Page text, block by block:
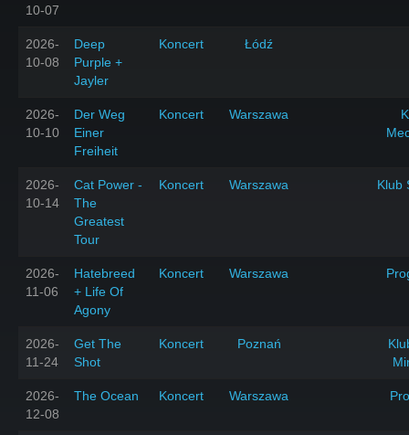
10-07
2026-
10-08
Deep
Purple +
Jayler
Koncert Łódź
2026-
10-10
Der Weg
Einer
Freiheit
Koncert Warszawa
2026-
10-14
Cat Power -
The
Greatest
Tour
Koncert Warszawa Klub
2026-
11-06
Hatebreed
+ Life Of
Agony
Koncert Warszawa
2026-
11-24
Get The
Shot
Koncert Poznań
2026-
12-08
The Ocean Koncert Warszawa